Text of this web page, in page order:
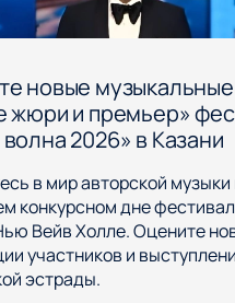
новые
жюри и премьер»
2026» в Казани
в мир авторской
конкурсном дне
Вейв Холле. Оцените
участников и
эстрады.